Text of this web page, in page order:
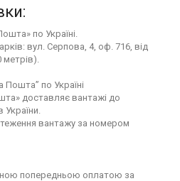
по Україні.
вул. Серпова, 4, оф. 716, від
метрів).
по Україні
доставляє вантажі до
України.
вантажу за номером
попередньою оплатою за